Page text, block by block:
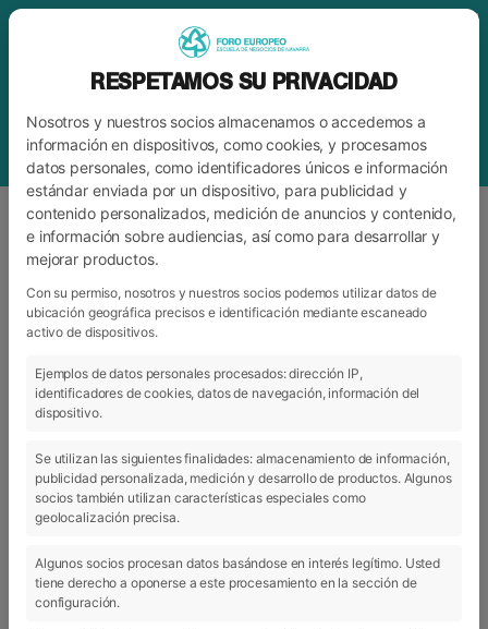
ETIQUETAESTANCIA INTERNACIONAL
24 Nov 2015
RESPETAMOS SU PRIVACIDAD
Nosotros y nuestros socios almacenamos o accedemos a
información en dispositivos, como cookies, y procesamos
datos personales, como identificadores únicos e información
estándar enviada por un dispositivo, para publicidad y
contenido personalizados, medición de anuncios y contenido,
e información sobre audiencias, así como para desarrollar y
mejorar productos.
Con su permiso, nosotros y nuestros socios podemos utilizar datos de
ubicación geográfica precisos e identificación mediante escaneado
activo de dispositivos.
Ejemplos de datos personales procesados: dirección IP,
identificadores de cookies, datos de navegación, información del
dispositivo.
Se utilizan las siguientes finalidades: almacenamiento de información,
publicidad personalizada, medición y desarrollo de productos. Algunos
socios también utilizan características especiales como
geolocalización precisa.
Algunos socios procesan datos basándose en interés legítimo. Usted
tiene derecho a oponerse a este procesamiento en la sección de
configuración.